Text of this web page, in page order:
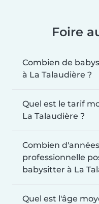
Foire
Combien de
à La Talaudière ?
Quel est le tarif
La Talaudière ?
Combien
professionnelle
babysitter à La
Quel est l'âge